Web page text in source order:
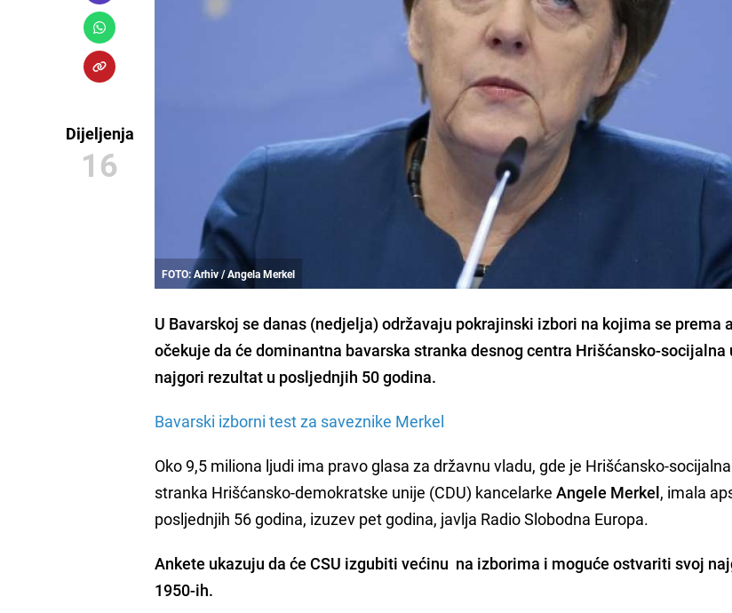
Dijeljenja
16
FOTO: Arhiv / Angela Merkel
U Bavarskoj se danas (nedjelja) održavaju pokrajinski izbori na kojima se prema
očekuje da će dominantna bavarska stranka desnog centra Hrišćansko-socijalna
najgori rezultat u posljednjih 50 godina.
Bavarski izborni test za saveznike Merkel
Oko 9,5 miliona ljudi ima pravo glasa za državnu vladu, gde je Hrišćansko-
stranka Hrišćansko-demokratske unije (CDU) kancelarkeAngele Merkel, imala
posljednjih 56 godina, izuzev pet godina, javlja Radio Slobodna Europa.
Ankete ukazuju da će CSU izgubiti većinu na izborima i moguće ostvariti svoj
1950-ih.